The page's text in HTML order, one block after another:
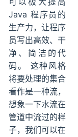
Java 程序员的
生产力，让程序
员写出高效、干
净、简洁的代
码。 这种风格
将要处理的集合
看作是一种流，
想象一下水流在
管道中流过的样
子，我们可以在